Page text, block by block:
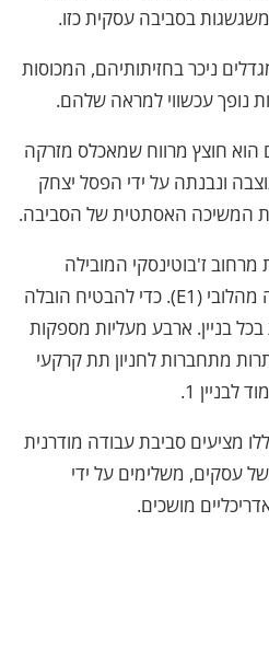
בסביבה עסקית כזו.
ניכר בחזיתותיהם, המכוסות
נופך עכשווי למראה שלהם.
הוא חוצץ מרווח שמאכלס מזרקה
ונבנתה על ידי הפסל יצחק
המשיכה האסתטית של הסביבה.
ז'בוטינסקי המובילה
לקומת המסחר (E2), והשנייה מהלובי (E1). כדי להבטיח הובלה
בניין. ארבע מעליות מספקות
מתחברות לחניון תת קרקעי
1.
מציעים סביבת עבודה מודרנית
של עסקים, משלימים על ידי
מושכים.